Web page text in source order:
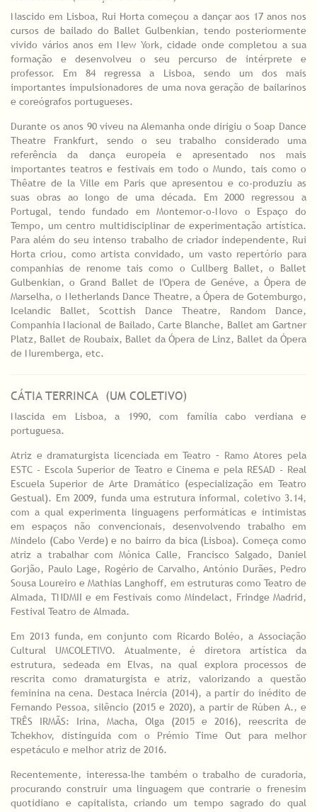
Nascido em Lisboa, Rui Horta começou a dançar aos 17 anos nos
cursos de bailado do Ballet Gulbenkian, tendo posteriormente
vivido vários anos em New York, cidade onde completou a sua
formação e desenvolveu o seu percurso de intérprete e
professor. Em 84 regressa a Lisboa, sendo um dos mais
importantes impulsionadores de uma nova geração de bailarinos
e coreógrafos portugueses.
Durante os anos 90 viveu na Alemanha onde dirigiu o Soap Dance
Theatre Frankfurt, sendo o seu trabalho considerado uma
referência da dança europeia e apresentado nos mais
importantes teatros e festivais em todo o Mundo, tais como o
Thêatre de la Ville em Paris que apresentou e co-produziu as
suas obras ao longo de uma década. Em 2000 regressou a
Portugal, tendo fundado em Montemor-o-Novo o Espaço do
Tempo, um centro multidisciplinar de experimentação artística.
Para além do seu intenso trabalho de criador independente, Rui
Horta criou, como artista convidado, um vasto repertório para
companhias de renome tais como o Cullberg Ballet, o Ballet
Gulbenkian, o Grand Ballet de l'Opera de Genéve, a Ópera de
Marselha, o Netherlands Dance Theatre, a Ópera de Gotemburgo,
Icelandic Ballet, Scottish Dance Theatre, Random Dance,
Companhia Nacional de Bailado, Carte Blanche, Ballet am Gartner
Platz, Ballet de Roubaix, Ballet da Ópera de Linz, Ballet da Ópera
de Nuremberga, etc.
CÁTIA TERRINCA (UM COLETIVO)
Nascida em Lisboa, a 1990, com família cabo verdiana e
portuguesa.
Atriz e dramaturgista licenciada em Teatro – Ramo Atores pela
ESTC - Escola Superior de Teatro e Cinema e pela RESAD - Real
Escuela Superior de Arte Dramático (especialização em Teatro
Gestual). Em 2009, funda uma estrutura informal, coletivo 3.14,
com a qual experimenta linguagens performáticas e intimistas
em espaços não convencionais, desenvolvendo trabalho em
Mindelo (Cabo Verde) e no bairro da bica (Lisboa). Começa como
atriz a trabalhar com Mónica Calle, Francisco Salgado, Daniel
Gorjão, Paulo Lage, Rogério de Carvalho, António Durães, Pedro
Sousa Loureiro e Mathias Langhoff, em estruturas como Teatro de
Almada, TNDMII e em Festivais como Mindelact, Frindge Madrid,
Festival Teatro de Almada.
Em 2013 funda, em conjunto com Ricardo Boléo, a Associação
Cultural UMCOLETIVO. Atualmente, é diretora artística da
estrutura, sedeada em Elvas, na qual explora processos de
rescrita como dramaturgista e atriz, valorizando a questão
feminina na cena. Destaca Inércia (2014), a partir do inédito de
Fernando Pessoa, silêncio (2015 e 2020), a partir de Rúben A., e
TRÊS IRMÃS: Irina, Macha, Olga (2015 e 2016), reescrita de
Tchekhov, distinguida com o Prémio Time Out para melhor
espetáculo e melhor atriz de 2016.
Recentemente, interessa-lhe também o trabalho de curadoria,
procurando construir uma linguagem que contrarie o frenesim
quotidiano e capitalista, criando um tempo sagrado do qual